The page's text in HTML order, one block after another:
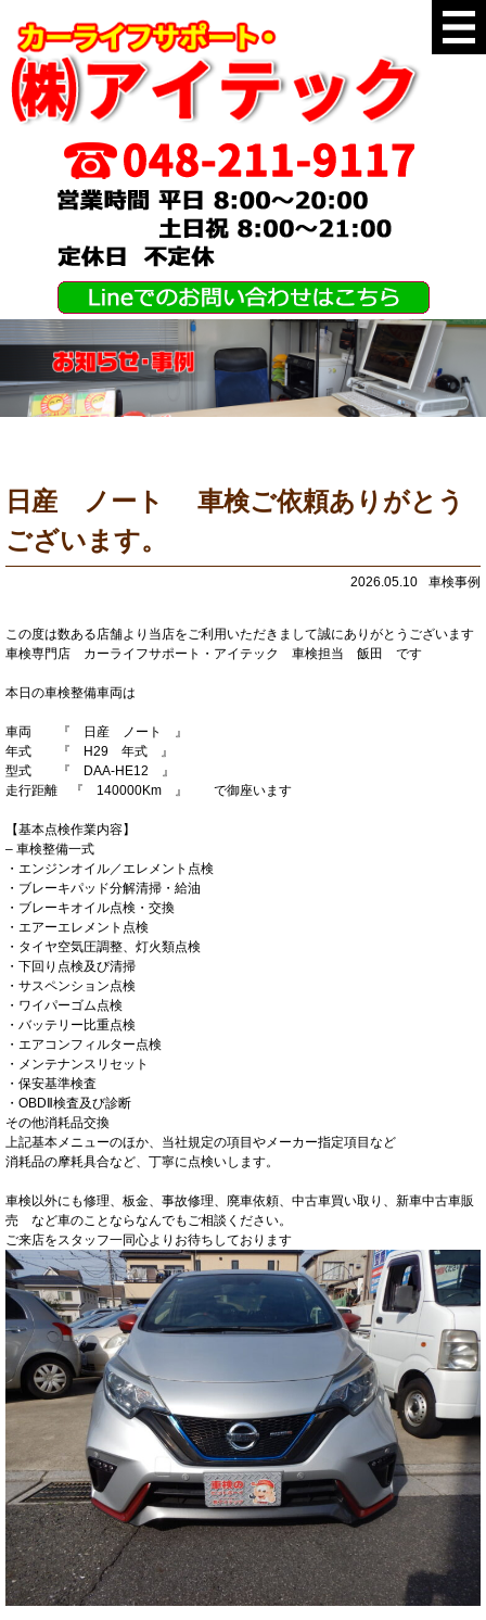
日産 ノート 車検ご依頼ありがとう
ございます。
2026.05.10 車検事例
この度は数ある店舗より当店をご利用いただきまして誠にありがとうございます
車検専門店 カーライフサポート・アイテック 車検担当 飯田 です
本日の車検整備車両は
車両 『 日産 ノート 』
年式 『 H29 年式 』
型式 『 DAA-HE12 』
走行距離 『 140000Km 』 で御座います
【基本点検作業内容】
– 車検整備一式
・エンジンオイル／エレメント点検
・ブレーキパッド分解清掃・給油
・ブレーキオイル点検・交換
・エアーエレメント点検
・タイヤ空気圧調整、灯火類点検
・下回り点検及び清掃
・サスペンション点検
・ワイパーゴム点検
・バッテリー比重点検
・エアコンフィルター点検
・メンテナンスリセット
・保安基準検査
・OBDⅡ検査及び診断
その他消耗品交換
上記基本メニューのほか、当社規定の項目やメーカー指定項目など
消耗品の摩耗具合など、丁寧に点検いします。
車検以外にも修理、板金、事故修理、廃車依頼、中古車買い取り、新車中古車販
売 など車のことならなんでもご相談ください。
ご来店をスタッフ一同心よりお待ちしております